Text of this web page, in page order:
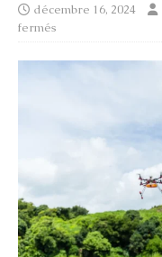
décembre 16, 2024
fermés